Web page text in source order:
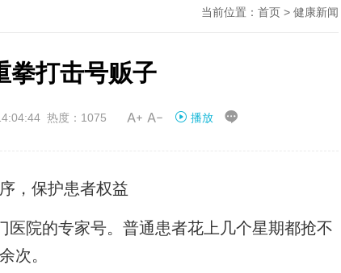
当前位置： 首页 > 健康新闻
拳打击号贩子
热度：1075  播放 
，保护患者权益
院的专家号。普通患者花上几个星期都抢不
次。